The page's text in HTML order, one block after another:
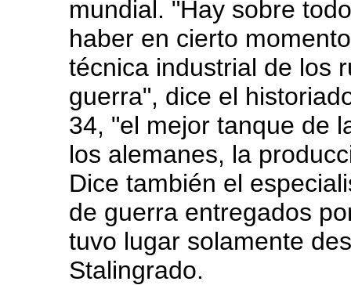
mundial. "Hay sobre
haber en cierto
técnica industrial de los
guerra", dice el
34, "el mejor tanque de
los alemanes, la
Dice también el
de guerra entregados
tuvo lugar solamente
Stalingrado.